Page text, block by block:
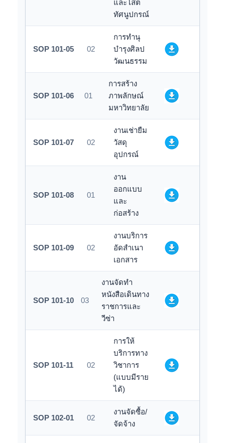
และโสต
ทัศนูปกรณ์
SOP 101-05 02
การทำนุ
บำรุงศิลป
วัฒนธรรม
SOP 101-06 01
การสร้าง
ภาพลักษณ์
มหาวิทยาลัย
SOP 101-07 02
งานเช่ายืม
วัสดุ
อุปกรณ์
SOP 101-08 01
งาน
ออกแบบ
และ
ก่อสร้าง
SOP 101-09 02
งานบริการ
อัดสำเนา
เอกสาร
SOP 101-10 03
งานจัดทำ
หนังสือเดินทาง
ราชการและ
วีซ่า
SOP 101-11 02
การให้
บริการทาง
วิชาการ
(แบบมีราย
ได้)
SOP 102-01 02
งานจัดซื้อ/
จัดจ้าง